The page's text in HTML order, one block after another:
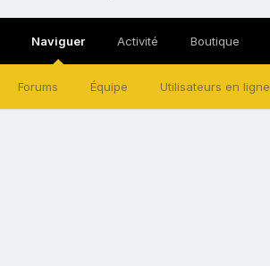
Naviguer
Forums Équipe Utilisateurs en ligne
Activité Boutique